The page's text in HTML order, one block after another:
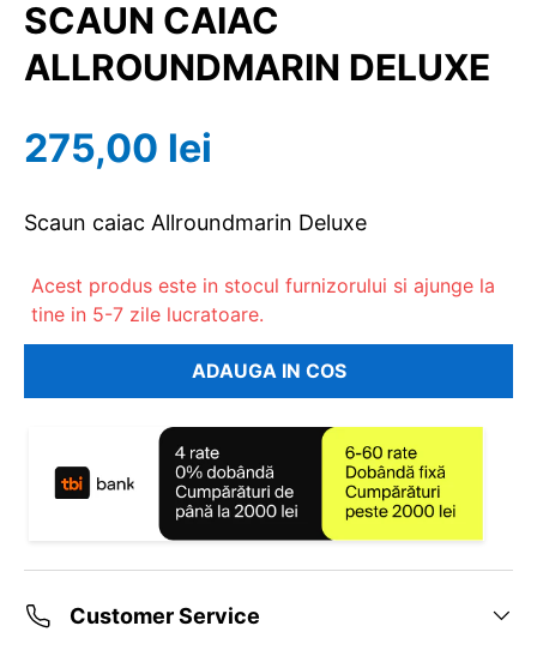
SCAUN CAIAC
ALLROUNDMARIN DELUXE
275,00 lei
Scaun caiac Allroundmarin Deluxe
Acest produs este in stocul furnizorului si ajunge la
tine in 5-7 zile lucratoare.
ADAUGA IN COS
Customer Service